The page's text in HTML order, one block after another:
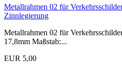
Metallrahmen 02 für
Zinnlegierung
Metallrahmen 02 für
17,8mm Maßstab:...
EUR 5,00